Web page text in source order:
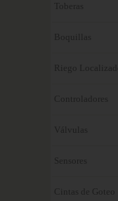
Toberas
Boquillas
Riego Localizado
Controladores
Válvulas
Sensores
Cintas de Goteo